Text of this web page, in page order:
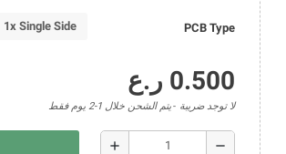
PCB Type
1x Single Side
0.500 ر.ع
لا توجد ضريبة يتم الشحن خلال 1-2 يوم فقط
remove
add